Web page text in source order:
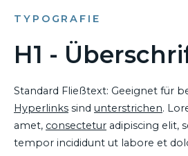
TYPOGRAFIE
H1 -
Standard Fließtext: Geeignet für
Hyperlinks sind unterstrichen.
amet, consectetur adipiscing elit,
tempor incididunt ut labore et